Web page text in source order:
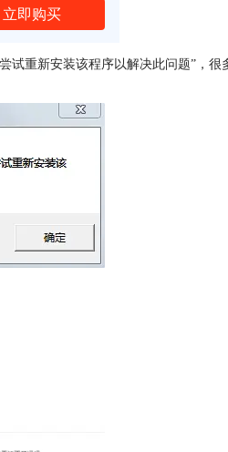
立即购买
试重新安装该程序以解决此问题”，很